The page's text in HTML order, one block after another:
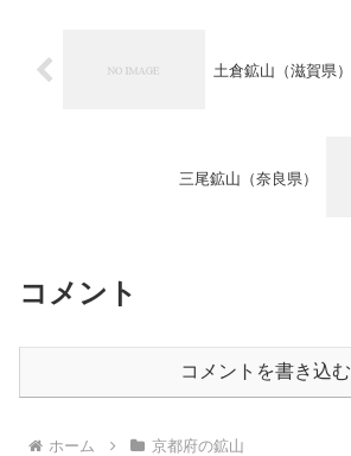
土倉鉱山（滋賀県）
三尾鉱山（奈良県）
コメント
コメントを書き込む
ホーム 京都府の鉱山